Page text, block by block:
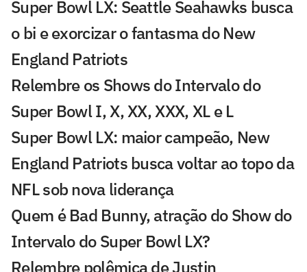
Super Bowl LX: Seattle Seahawks busca
o bi e exorcizar o fantasma do New
England Patriots
Relembre os Shows do Intervalo do
Super Bowl I, X, XX, XXX, XL e L
Super Bowl LX: maior campeão, New
England Patriots busca voltar ao topo da
NFL sob nova liderança
Quem é Bad Bunny, atração do Show do
Intervalo do Super Bowl LX?
Relembre polêmica de Justin